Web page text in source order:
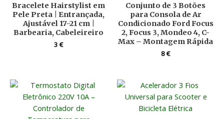
Bracelete Hairstylist em
Pele Preta | Entrançada,
Ajustável 17-21 cm |
Barbearia, Cabeleireiro
3€
Conjunto de 3 Botões
para Consola de Ar
Condicionado Ford Focus
2, Focus 3, Mondeo 4, C-
Max – Montagem Rápida
8€